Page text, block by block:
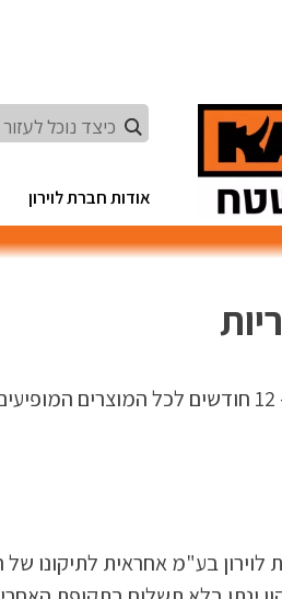
אודות חברת לוירון
תקופת אחריות – 12 חודשים לכל
בע"מ אחראית לתיקונו של הציוד הרשום בתעודת